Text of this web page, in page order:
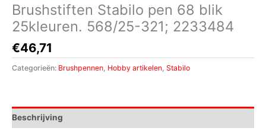
Brushstiften Stabilo pen 68 blik
25kleuren. 568/25-321; 2233484
€46,71
Categorieën: Brushpennen Hobby artikelen Stabilo
Beschrijving